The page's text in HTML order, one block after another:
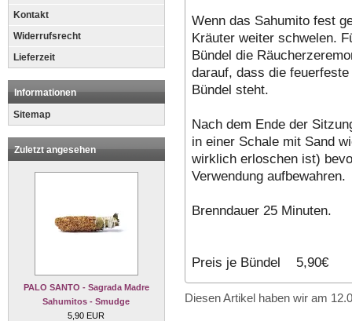
Kontakt
Widerrufsrecht
Lieferzeit
Informationen
Sitemap
Zuletzt angesehen
PALO SANTO - Sagrada Madre
Sahumitos - Smudge
5,90 EUR
Wenn das Sahumito fest
Kräuter weiter schwelen.
Bündel die
darauf, dass die
Bündel steht.
Nach dem Ende der
in einer Schale mit Sand
wirklich erloschen ist)
Verwendung aufbewahren.
Brenndauer 25 Minuten.
Preis je Bündel 5,90€
Diesen Artikel haben wir am